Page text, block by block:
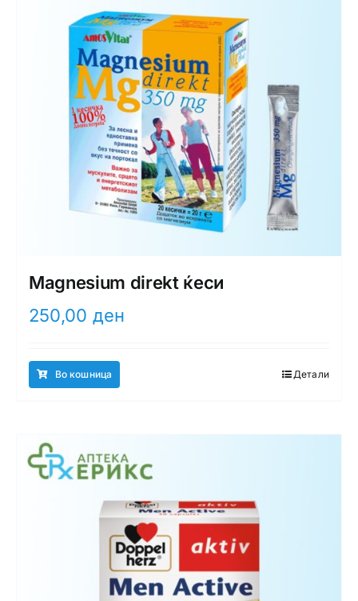
Magnesium direkt ќеси
250,00 ден
Во кошница Детали